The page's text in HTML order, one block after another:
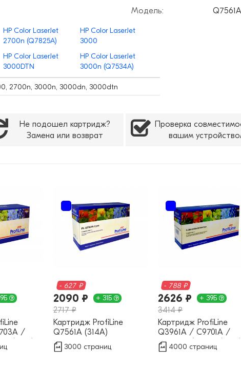
Модель:
HP Color LaserJet
2700n (Q7825A)
HP Color LaserJet
3000
HP Color LaserJet
3000DTN
HP Color LaserJet
3000n (Q7534A)
2700n, 3000n, 3000dn, 3000dtn
Не подошел картридж?
Замена или возврат
Проверка
вашим
/
(122A)
- 627 ₽
2090 ₽ + 31Б
2717 ₽
Картридж ProfiLine
Q7561A (314A)
совместимый
3000 страниц
- 788 ₽
2626 ₽ + 39Б
3414 ₽
Картридж ProfiLine
Q3961A / C9701A /
Q3971A / EP-87
совместимый
4000 страниц